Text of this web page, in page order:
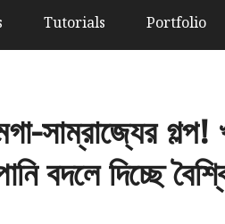
Tutorials Portfolio
সাম্রাজ্যের গল্প!
বদলে দিচ্ছে